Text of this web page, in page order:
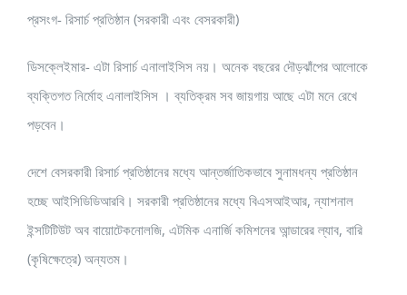
প্রসংগ- রিসার্চ প্রতিষ্ঠান (সরকারী এবং বেসরকারী)
ডিসক্লেইমার- এটা রিসার্চ এনালাইসিস নয়। অনেক বছরের দৌড়ঝাঁপের আলোকে
ব্যক্তিগত নির্মোহ এনালাইসিস । ব্যতিক্রম সব জায়গায় আছে এটা মনে রেখে
পড়বেন।
দেশে বেসরকারী রিসার্চ প্রতিষ্ঠানের মধ্যে আন্তর্জাতিকভাবে সুনামধন্য প্রতিষ্ঠান
হচ্ছে আইসিডিডিআরবি। সরকারী প্রতিষ্ঠানের মধ্যে বিএসআইআর, ন্যাশনাল
ইন্সটিটিউট অব বায়োটেকনোলজি, এটমিক এনার্জি কমিশনের আন্ডারের ল্যাব, বারি
(কৃষিক্ষেত্রে) অন্যতম।